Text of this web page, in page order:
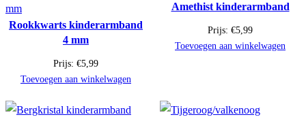
Rookkwarts kinderarmband
4 mm
Prijs: €5,99
Toevoegen aan winkelwagen
Amethist kinderarmband
Prijs: €5,99
Toevoegen aan winkelwagen